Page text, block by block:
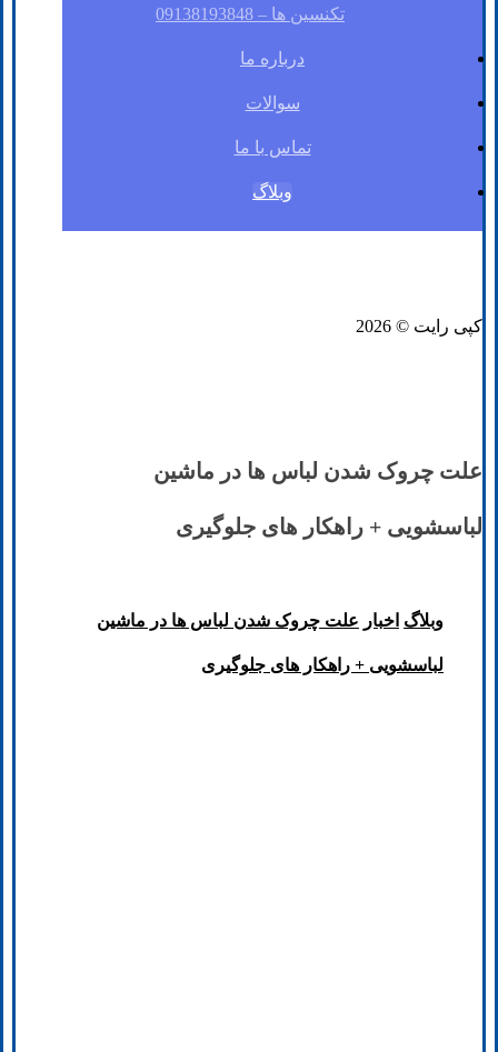
تکنسین ها – 09138193848
درباره ما
سوالات
تماس با ما
وبلاگ
کپی رایت © 2026
علت چروک شدن لباس ها در ماشین
لباسشویی + راهکار های جلوگیری
وبلاگ اخبار علت چروک شدن لباس ها در ماشین
لباسشویی + راهکار های جلوگیری